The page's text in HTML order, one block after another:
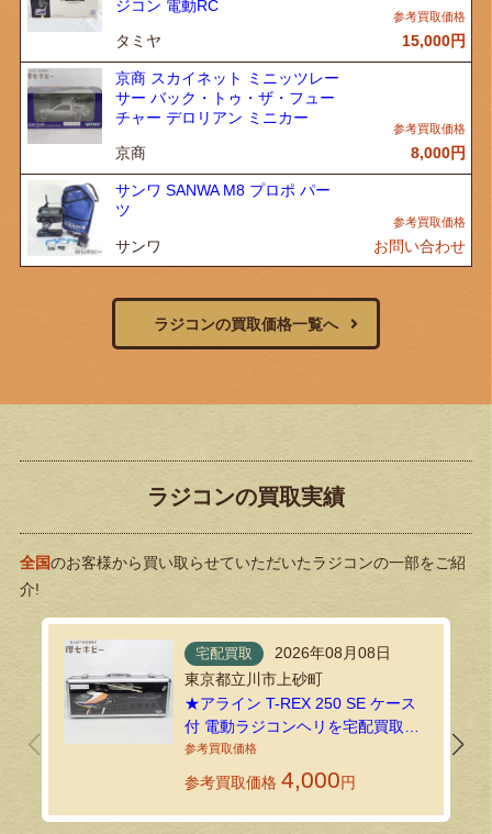
ジコン 電動RC
タミヤ 15,000円
京商 スカイネット ミニッツレー
サー バック・トゥ・ザ・フュー
チャー デロリアン ミニカー
京商 8,000円
サンワ SANWA M8 プロポ パー
ツ
サンワ お問い合わせ
ラジコンの買取価格一覧へ
ラジコンの買取実績
全国のお客様から買い取らせていただいたラジコンの一部をご紹
介!
宅配買取
2026年08月08日
東京都立川市上砂町
★アライン T-REX 250 SE ケース
付 電動ラジコンヘリを宅配買取し
ました！
参考買取価格 4,000円